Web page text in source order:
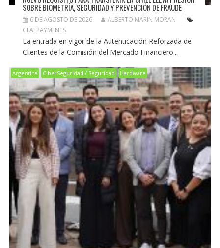
SOBRE BIOMETRÍA, SEGURIDAD Y PREVENCIÓN DE FRAUDE
6 DE AGOSTO DE 2026
ALBERTO MARIN MORAN
CLAI PAYMENTS
La entrada en vigor de la Autenticación Reforzada de
Clientes de la Comisión del Mercado Financiero...
Argentina CiberSeguridad / Seguridad Hardware